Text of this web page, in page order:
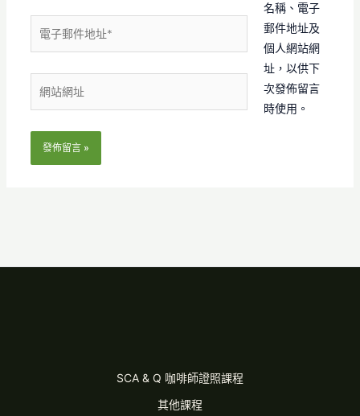
名稱、電子
郵件地址及
個人網站網
址，以供下
次發佈留言
時使用。
SCA & Q 咖啡師證照課程
其他課程